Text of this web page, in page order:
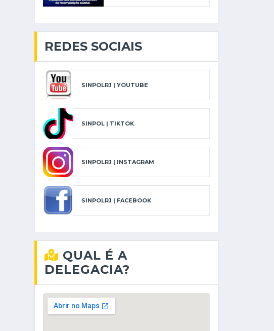
REDES SOCIAIS
SINPOLRJ | YOUTUBE
SINPOL | TIKTOK
SINPOLRJ | INSTAGRAM
SINPOLRJ | FACEBOOK
QUAL É A
DELEGACIA?